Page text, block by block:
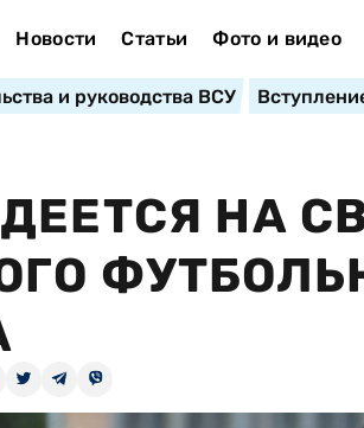
Новости Статьи Фото и видео
и руководства ВСУ
НА